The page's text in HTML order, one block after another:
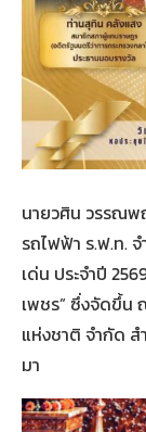
นายวศิน วรรณพ
รถไฟฟ้า ร.ฟ.ท.
เด่น ประจำปี
เพชร” ซึ่งจัดขึ้น
แห่งชาติ จำกัด ส
มา